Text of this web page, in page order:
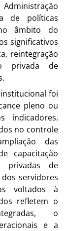
de políticas
âmbito do
significativos
reintegração
privada de
foi
pleno ou
indicadores.
no controle
das
capacitação
privadas de
servidores
voltados à
refletem o
o
e a